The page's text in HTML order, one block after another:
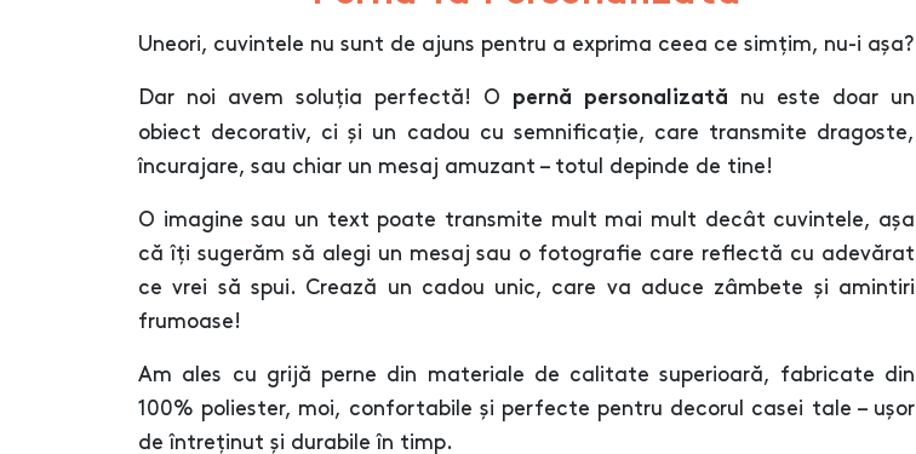
Uneori, cuvintele nu sunt de ajuns pentru a exprima ceea ce simțim, nu-i așa?
Dar noi avem soluția perfectă! O pernă personalizată nu este doar un
obiect decorativ, ci și un cadou cu semnificație, care transmite dragoste,
încurajare, sau chiar un mesaj amuzant – totul depinde de tine!
O imagine sau un text poate transmite mult mai mult decât cuvintele, așa
că îți sugerăm să alegi un mesaj sau o fotografie care reflectă cu adevărat
ce vrei să spui. Crează un cadou unic, care va aduce zâmbete și amintiri
frumoase!
Am ales cu grijă perne din materiale de calitate superioară, fabricate din
100% poliester, moi, confortabile și perfecte pentru decorul casei tale – ușor
de întreținut și durabile în timp.